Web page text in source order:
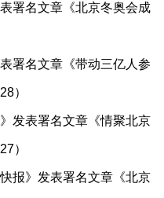
署名文章《北京冬奥会成
署名文章《带动三亿人参
）
发表署名文章《情聚北京
）
报》发表署名文章《北京